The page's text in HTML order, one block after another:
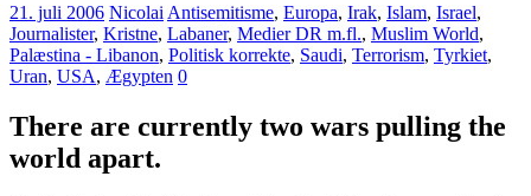
21. juli 2006 Nicolai Antisemitisme, Europa, Irak, Islam, Israel,
Journalister, Kristne, Labaner, Medier DR m.fl., Muslim World,
Palæstina - Libanon, Politisk korrekte, Saudi, Terrorism, Tyrkiet,
Uran, USA, Ægypten 0
There are currently two wars pulling the
world apart.